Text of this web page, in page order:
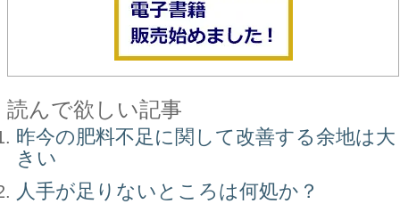
読んで欲しい記事
昨今の肥料不足に関して改善する余地は大
きい
人手が足りないところは何処か？